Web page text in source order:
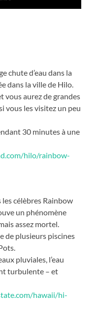
chute d’eau dans la
dans la ville de Hilo.
vous aurez de grandes
vous les visitez un peu
30 minutes à une
hilo/rainbow-
les célèbres Rainbow
un phénomène
assez mortel.
de plusieurs piscines
pluviales, l’eau
turbulente – et
hawaii/hi-